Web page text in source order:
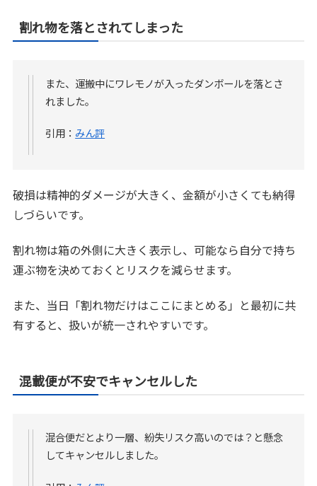
割れ物を落とされてしまった
また、運搬中にワレモノが入ったダンボールを落とさ
れました。
引用： みん評
破損は精神的ダメージが大きく、金額が小さくても納得
しづらいです。
割れ物は箱の外側に大きく表示し、可能なら自分で持ち
運ぶ物を決めておくとリスクを減らせます。
また、当日「割れ物だけはここにまとめる」と最初に共
有すると、扱いが統一されやすいです。
混載便が不安でキャンセルした
混合便だとより一層、紛失リスク高いのでは？と懸念
してキャンセルしました。